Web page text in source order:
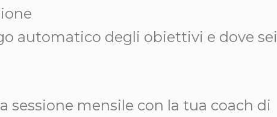
automatico degli obiettivi e dove sei
sessione mensile con la tua coach di